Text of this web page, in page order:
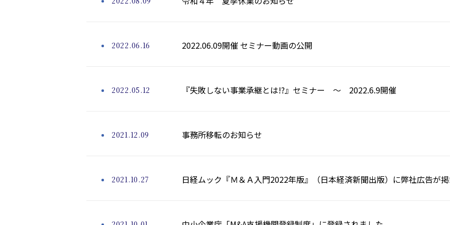
2022.06.16 2022.06.09開催 セミナー動画の公開
2022.05.12 『失敗しない事業承継とは!?』セミナー ～ 2022.6.9開催
2021.12.09 事務所移転のお知らせ
2021.10.27 日経ムック『Ｍ＆Ａ入門2022年版』（日本経済新聞出版）に弊社広告が掲